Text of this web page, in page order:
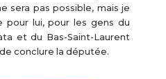
sera pas possible, mais je
lui, pour les gens du
et du Bas-Saint-Laurent
conclure la députée.